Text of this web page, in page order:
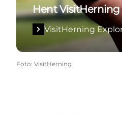
Hent
VisitHerning
Foto: VisitHerning